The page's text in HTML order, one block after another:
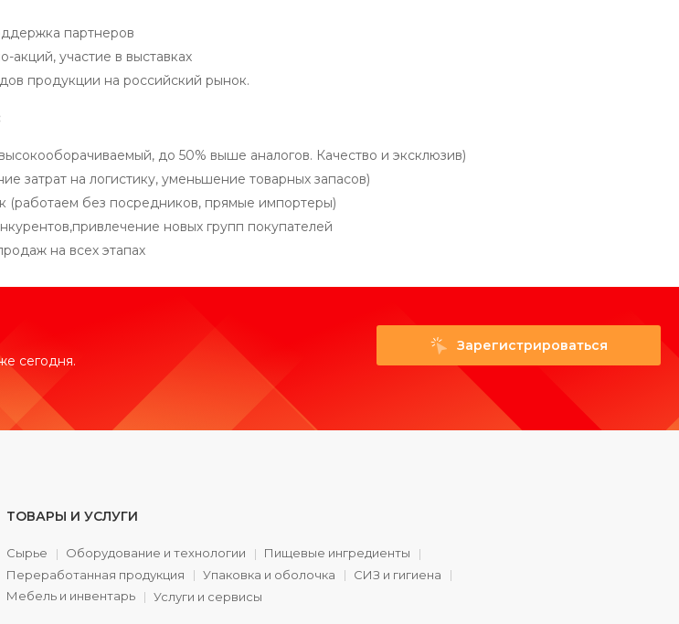
партнеров
участие в выставках
продукции на российский рынок.
до 50% выше аналогов. Качество и эксклюзив)
затрат на логистику, уменьшение товарных запасов)
(работаем без посредников, прямые импортеры)
новых групп покупателей
на всех этапах
сегодня.
Зарегистрироваться
ТОВАРЫ И УСЛУГИ
Сырье Оборудование и технологии
Пищевые ингредиенты
Переработанная продукция
Упаковка и оболочка
СИЗ и гигиена
Мебель и инвентарь
Услуги и сервисы